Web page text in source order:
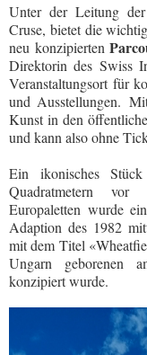
Unter der Leitung
Cruse,bietet die
neu konzipierten
Direktorin des Swiss
Veranstaltungsort für
und Ausstellungen.
Kunst in den
und kann also ohne
Ein ikonisches
Quadratmetern vor
Europaletten wurde
Adaption des 1982
mit dem Titel
Ungarn geborenen
konzipiert wurde.